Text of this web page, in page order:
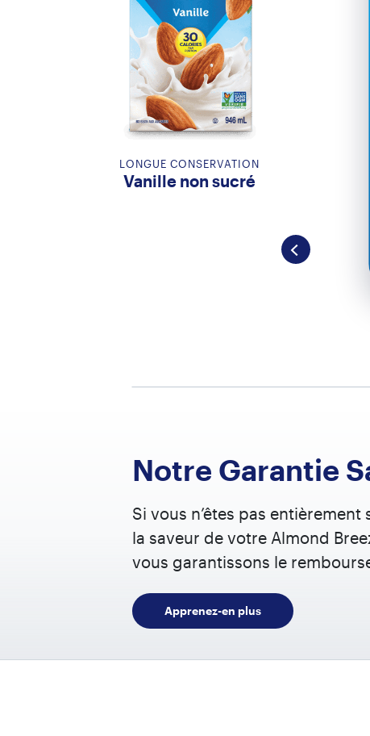
LONGUE CONSERVATION
Vanille non sucré
Notre Garantie
Si vous n’êtes pas entièrement
la saveur de votre Almond
vous garantissons le
Apprenez-en plus